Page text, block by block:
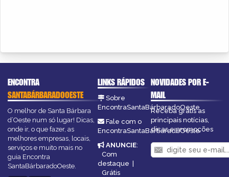
ENCONTRA
SANTABÁRBARADOOESTE
O melhor de Santa Bárbara
d’Oeste num só lugar! Dicas,
onde ir, o que fazer, as
melhores empresas, locais,
serviços e muito mais no
guia Encontra
SantaBárbaradoOeste.
LINKS RÁPIDOS
Sobre
EncontraSantaBárbaradoOeste
Fale com o
EncontraSantaBárbaradoOeste
ANUNCIE:
Com
destaque |
Grátis
NOVIDADES POR E-
MAIL
Receba grátis as
principais notícias,
dicas e promoções